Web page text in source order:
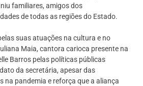
familiares, amigos dos
de todas as regiões do Estado.
suas atuações na cultura e no
Maia, cantora carioca presente na
Barros pelas políticas públicas
da secretária, apesar das
na pandemia e reforça que a aliança